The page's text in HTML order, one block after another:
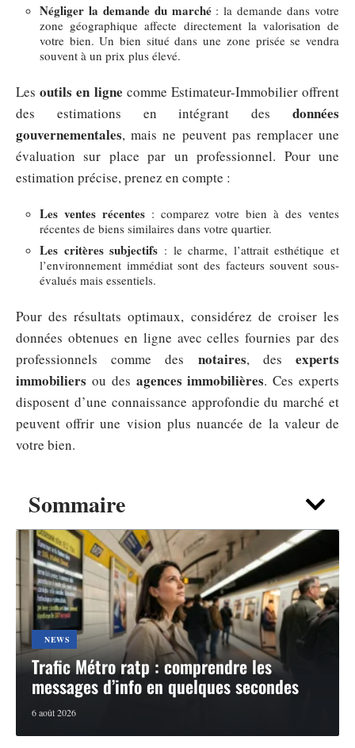
Sommaire
NEWS
Trafic Métro ratp : comprendre les
messages d’info en quelques secondes
6 août 2026
Négliger la demande du marché: la demande dans votre
zone géographique affecte directement la valorisation de
votre bien. Un bien situé dans une zone prisée se vendra
souvent à un prix plus élevé.
Lesoutils en ligne comme Estimateur-Immobilier offrent
des estimations en intégrant des données
gouvernementales, mais ne peuvent pas remplacer une
évaluation sur place par un professionnel. Pour une
estimation précise, prenez en compte :
Les ventes récentes: comparez votre bien à des ventes
récentes de biens similaires dans votre quartier.
Les critères subjectifs : le charme, l’attrait esthétique et
l’environnement immédiat sont des facteurs souvent sous-
évalués mais essentiels.
Pour des résultats optimaux, considérez de croiser les
données obtenues en ligne avec celles fournies par des
professionnels comme des notaires, desexperts
immobiliers ou des agences immobilières. Ces experts
disposent d’une connaissance approfondie du marché et
peuvent offrir une vision plus nuancée de la valeur de
votre bien.